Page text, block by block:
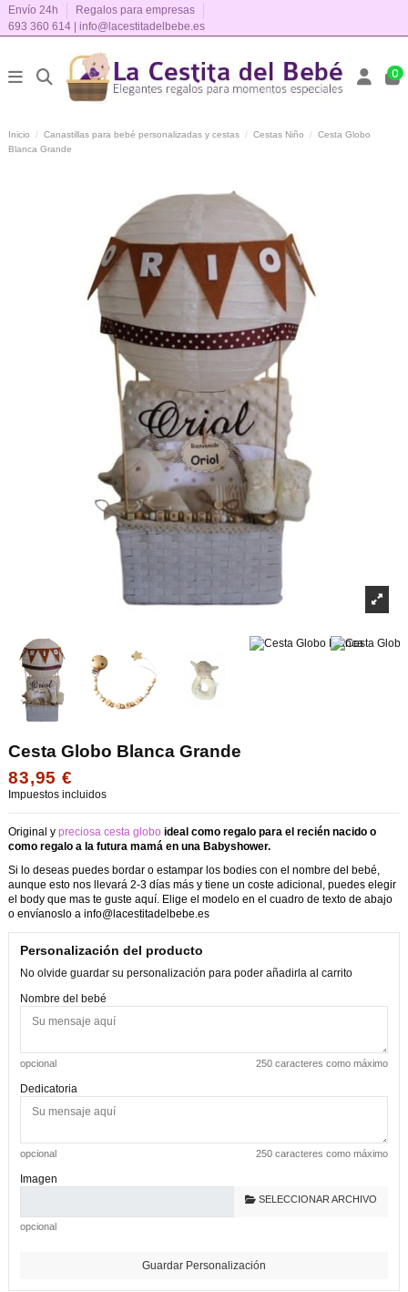
Envío 24h
Regalos para empresas
693 360 614 | info@lacestitadelbebe.es
0
Inicio Canastillas para bebé personalizadas y cestas Cestas Niño
Cesta Globo
Blanca Grande
Cesta Globo Blanca Grande
83,95 €
Impuestos incluidos
Original y preciosa cesta globo ideal como regalo para el recién nacido o
como regalo a la futura mamá en una Babyshower.
Si lo deseas puedes bordar o estampar los bodies con el nombre del bebé,
aunque esto nos llevará 2-3 días más y tiene un coste adicional, puedes elegir
el body que mas te guste aquí. Elige el modelo en el cuadro de texto de abajo
o envíanoslo a info@lacestitadelbebe.es
Personalización del producto
No olvide guardar su personalización para poder añadirla al carrito
Nombre del bebé
opcional 250 caracteres como máximo
Dedicatoria
opcional 250 caracteres como máximo
Imagen
SELECCIONAR ARCHIVO
opcional
Guardar Personalización